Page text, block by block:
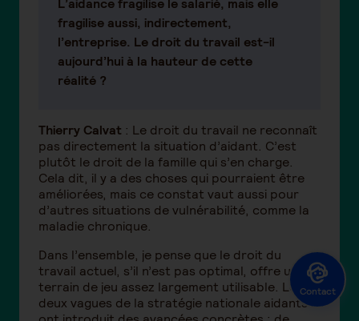
Contact
fragilise aussi, indirectement,
l’entreprise. Le droit du travail est-il
aujourd’hui à la hauteur de cette
réalité ?
Thierry Calvat : Le droit du travail ne reconnaît
pas directement la situation d’aidant. C’est
plutôt le droit de la famille qui s’en charge.
Cela dit, il y a des choses qui pourraient être
améliorées, mais ce constat vaut aussi pour
d’autres situations de vulnérabilité, comme la
maladie chronique.
Dans l’ensemble, je pense que le droit du
travail actuel, s’il n’est pas optimal, offre un
terrain de jeu assez largement utilisable. Les
deux vagues de la stratégie nationale aidants